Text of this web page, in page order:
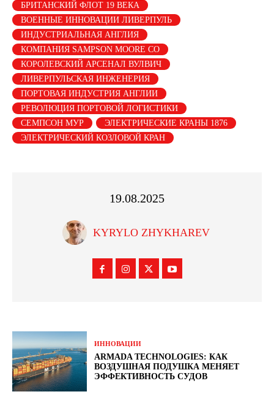
БРИТАНСКИЙ ФЛОТ 19 ВЕКА
ВОЕННЫЕ ИННОВАЦИИ ЛИВЕРПУЛЬ
ИНДУСТРИАЛЬНАЯ АНГЛИЯ
КОМПАНИЯ SAMPSON MOORE CO
КОРОЛЕВСКИЙ АРСЕНАЛ ВУЛВИЧ
ЛИВЕРПУЛЬСКАЯ ИНЖЕНЕРИЯ
ПОРТОВАЯ ИНДУСТРИЯ АНГЛИИ
РЕВОЛЮЦИЯ ПОРТОВОЙ ЛОГИСТИКИ
СЕМПСОН МУР
ЭЛЕКТРИЧЕСКИЕ КРАНЫ 1876
ЭЛЕКТРИЧЕСКИЙ КОЗЛОВОЙ КРАН
19.08.2025
KYRYLO ZHYKHAREV
ИННОВАЦИИ
ARMADA TECHNOLOGIES: КАК
ВОЗДУШНАЯ ПОДУШКА МЕНЯЕТ
ЭФФЕКТИВНОСТЬ СУДОВ